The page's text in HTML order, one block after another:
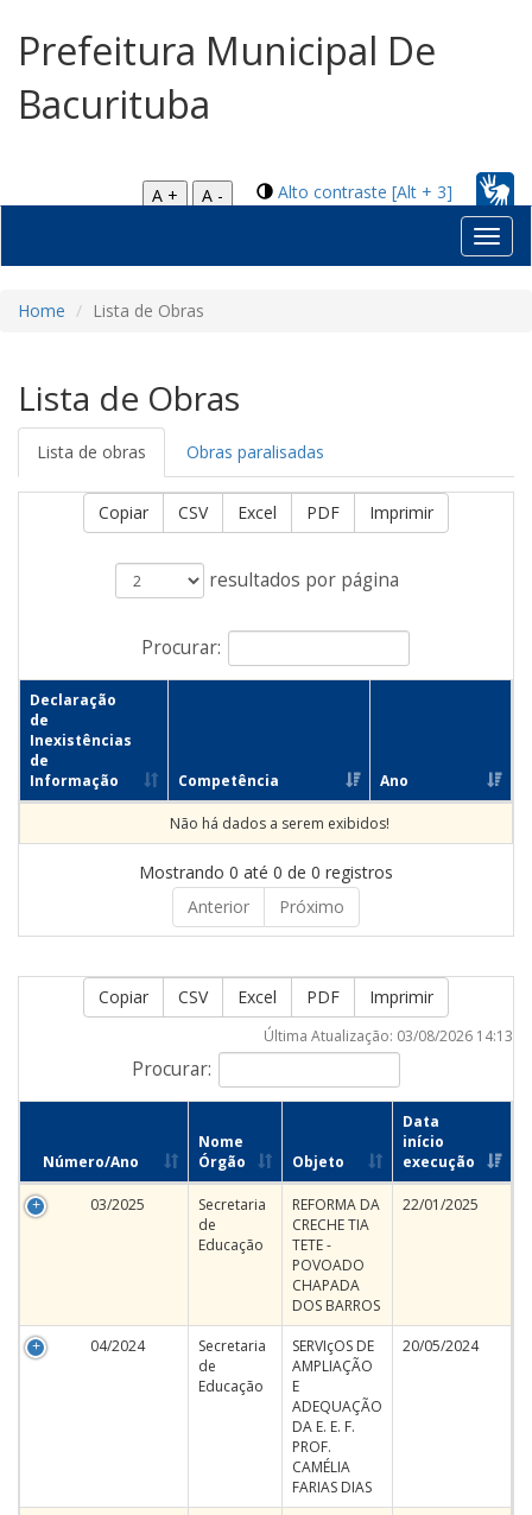
Prefeitura Municipal De
Bacurituba
Alto contraste [Alt + 3]
A +
A -
Home Lista de Obras
Lista de Obras
Lista de obras Obras paralisadas
Copiar CSV Excel PDF Imprimir
resultados por página
Procurar:
Declaração
de
Inexistências
de
Informação
Competência Ano
Não há dados a serem exibidos!
Mostrando 0 até 0 de 0 registros
Anterior
Próximo
Copiar CSV Excel PDF Imprimir
Procurar:
Última Atualização: 03/08/2026 14:13
Número/Ano
Nome
Órgão
Objeto
Data
início
execução
03/2025
Secretaria
de
Educação
REFORMA DA
CRECHE TIA
TETE -
POVOADO
CHAPADA
DOS BARROS
22/01/2025
04/2024
Secretaria
de
Educação
SERVIçOS DE
AMPLIAÇÃO
E
ADEQUAÇÃO
DA E. E. F.
PROF.
CAMÉLIA
FARIAS DIAS
20/05/2024